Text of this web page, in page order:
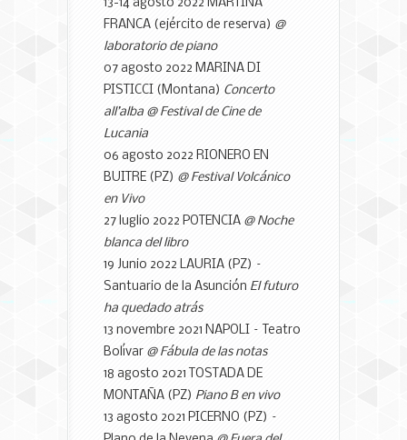
13-14 agosto 2022 MARTINA
FRANCA (ejército de reserva) @
laboratorio de piano
07 agosto 2022 MARINA DI
PISTICCI (Montana) Concerto
all’alba @ Festival de Cine de
Lucania
06 agosto 2022 RIONERO EN
BUITRE (PZ) @ Festival Volcánico
en Vivo
27 luglio 2022 POTENCIA @ Noche
blanca del libro
19 Junio 2022 LAURIA (PZ) –
Santuario de la Asunción El futuro
ha quedado atrás
13 novembre 2021 NAPOLI – Teatro
Bolívar @ Fábula de las notas
18 agosto 2021 TOSTADA DE
MONTAÑA (PZ) Piano B en vivo
13 agosto 2021 PICERNO (PZ) –